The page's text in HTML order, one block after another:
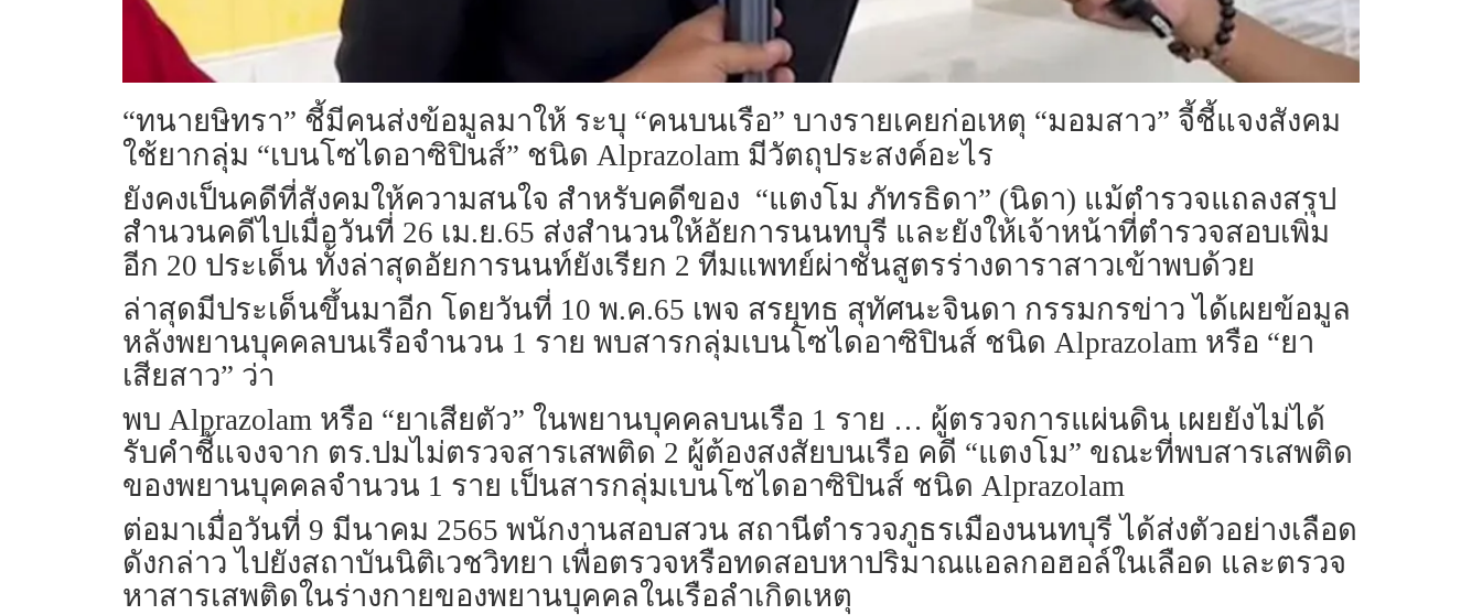
“ทนายษิทรา” ชี้มีคนส่งข้อมูลมาให้ ระบุ “คนบนเรือ” บางรายเคยก่อเหตุ “มอมสาว” จี้ชี้แจงสังคม
ใช้ยากลุ่ม “เบนโซไดอาซิปินส์” ชนิด Alprazolam มีวัตถุประสงค์อะไร
ยังคงเป็นคดีที่สังคมให้ความสนใจ สำหรับคดีของ “แตงโม ภัทรธิดา” (นิดา) แม้ตำรวจแถลงสรุป
สำนวนคดีไปเมื่อวันที่ 26 เม.ย.65 ส่งสำนวนให้อัยการนนทบุรี และยังให้เจ้าหน้าที่ตำรวจสอบเพิ่ม
อีก 20 ประเด็น ทั้งล่าสุดอัยการนนท์ยังเรียก 2 ทีมแพทย์ผ่าชันสูตรร่างดาราสาวเข้าพบด้วย
ล่าสุดมีประเด็นขึ้นมาอีก โดยวันที่ 10 พ.ค.65 เพจ สรยุทธ สุทัศนะจินดา กรรมกรข่าว ได้เผยข้อมูล
หลังพยานบุคคลบนเรือจำนวน 1 ราย พบสารกลุ่มเบนโซไดอาซิปินส์ ชนิด Alprazolam หรือ “ยา
เสียสาว” ว่า
พบ Alprazolam หรือ “ยาเสียตัว” ในพยานบุคคลบนเรือ 1 ราย … ผู้ตรวจการแผ่นดิน เผยยังไม่ได้
รับคำชี้แจงจาก ตร.ปมไม่ตรวจสารเสพติด 2 ผู้ต้องสงสัยบนเรือ คดี “แตงโม” ขณะที่พบสารเสพติด
ของพยานบุคคลจำนวน 1 ราย เป็นสารกลุ่มเบนโซไดอาซิปินส์ ชนิด Alprazolam
ต่อมาเมื่อวันที่ 9 มีนาคม 2565 พนักงานสอบสวน สถานีตำรวจภูธรเมืองนนทบุรี ได้ส่งตัวอย่างเลือด
ดังกล่าว ไปยังสถาบันนิติเวชวิทยา เพื่อตรวจหรือทดสอบหาปริมาณแอลกอฮอล์ในเลือด และตรวจ
หาสารเสพติดในร่างกายของพยานบุคคลในเรือลำเกิดเหตุ